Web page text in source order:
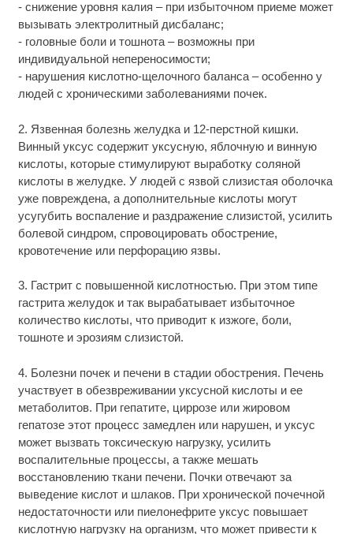
- снижение уровня калия – при избыточном приеме может
вызывать электролитный дисбаланс;
- головные боли и тошнота – возможны при
индивидуальной непереносимости;
- нарушения кислотно-щелочного баланса – особенно у
людей с хроническими заболеваниями почек.
2. Язвенная болезнь желудка и 12-перстной кишки.
Винный уксус содержит уксусную, яблочную и винную
кислоты, которые стимулируют выработку соляной
кислоты в желудке. У людей с язвой слизистая оболочка
уже повреждена, а дополнительные кислоты могут
усугубить воспаление и раздражение слизистой, усилить
болевой синдром, спровоцировать обострение,
кровотечение или перфорацию язвы.
3. Гастрит с повышенной кислотностью. При этом типе
гастрита желудок и так вырабатывает избыточное
количество кислоты, что приводит к изжоге, боли,
тошноте и эрозиям слизистой.
4. Болезни почек и печени в стадии обострения. Печень
участвует в обезвреживании уксусной кислоты и ее
метаболитов. При гепатите, циррозе или жировом
гепатозе этот процесс замедлен или нарушен, и уксус
может вызвать токсическую нагрузку, усилить
воспалительные процессы, а также мешать
восстановлению ткани печени. Почки отвечают за
выведение кислот и шлаков. При хронической почечной
недостаточности или пиелонефрите уксус повышает
кислотную нагрузку на организм, что может привести к